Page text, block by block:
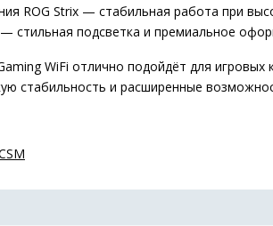
ROG Strix — стабильная работа при
стильная подсветка и премиальное
WiFi отлично подойдёт для
стабильность и расширенные